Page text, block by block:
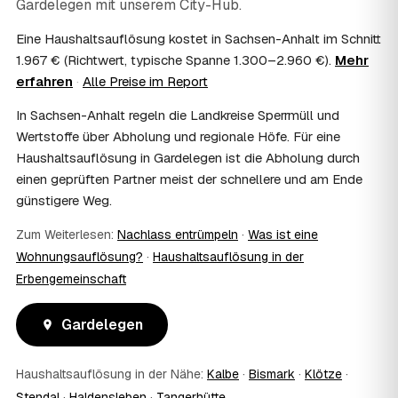
Häufig ja: Im Nachlass können die Kosten einer
Erbschaftsteuer mindern, bei vermieteten Objekten teils
als Werbungskosten. Sie erhalten eine ordentliche
Rechnung als Beleg. Verbindlich klärt das Ihr
08 Muss ich als Erbe in Gardelegen vor Ort
anwesend sein?
Nein, Sie müssen nicht durchgängig anwesend sein. Viele
Erben übergeben in Gardelegen nur die Schlüssel und
lassen sich per Fotos auf dem Laufenden halten. Eine
genügt meist.
09 Bekomme ich einen Entsorgungsnachweis?
Ja. Sie erhalten auf Wunsch einen Entsorgungs- bzw.
So ist dokumentiert, dass der Hausstand in Gardelegen
umweltgerecht und rechtssicher entsorgt wurde.
Oft schon innerhalb weniger Tage, in vielen Regionen
Gardelegen mit unserem City-Hub.
Eine Haushaltsauflösung kostet in Sachsen-Anhalt im Schnitt
1.967 € (Richtwert, typische Spanne 1.300–2.960 €). Mehr
erfahren · Alle Preise im Report
In Sachsen-Anhalt regeln die Landkreise Sperrmüll und
Wertstoffe über Abholung und regionale Höfe. Für eine
Haushaltsauflösung in Gardelegen ist die Abholung durch
einen geprüften Partner meist der schnellere und am Ende
günstigere Weg.
Zum Weiterlesen: Nachlass entrümpeln · Was ist eine
Wohnungsauflösung? · Haushaltsauflösung in der
Erbengemeinschaft
Gardelegen
Haushaltsauflösung in der Nähe: Kalbe · Bismark · Klötze ·